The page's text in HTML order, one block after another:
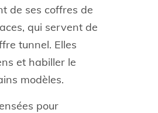
de ses coffres de
qui servent de
tunnel. Elles
et habiller le
modèles.
pour